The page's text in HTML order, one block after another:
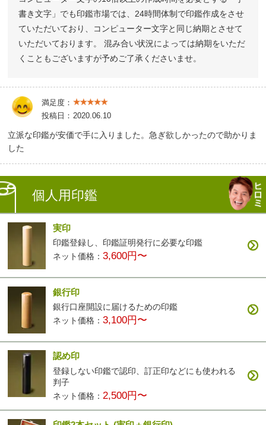
書き文字」でも印鑑市場では、24時間体制で印鑑作成をさせ
ていただいており、コンピューター文字と同じ納期とさせて
いただいております。 混み合い状況によっては納期をいただ
くこともございますが予めご了承くださいませ。
満足度：
投稿日： 2020.06.10
立派な印鑑が安価で手に入りました。急ぎ欲しかったので助かりま
した
個人用印鑑
実印
印鑑登録し、印鑑証明発行に必要な印鑑
ネット価格：3,600円〜
銀行印
銀行口座開設に届けるための印鑑
ネット価格：3,100円〜
認め印
登録しない印鑑で認印、訂正印などにも使われる
判子
ネット価格： 2,500円〜